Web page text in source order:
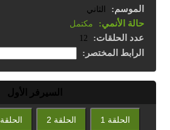
الموسم: الثاني
حالة الأنمي: مكتمل
عدد الحلقات: 12
الرابط المختصر:
السيرفر الأول
الحلقة 1 الحلقة 2 الحلقة 3